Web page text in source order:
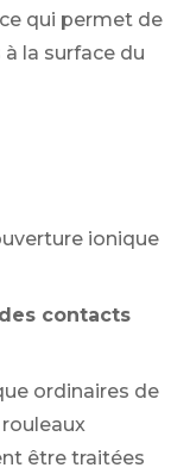
qui permet de
la surface du
ionique
contacts
ordinaires de
être traitées